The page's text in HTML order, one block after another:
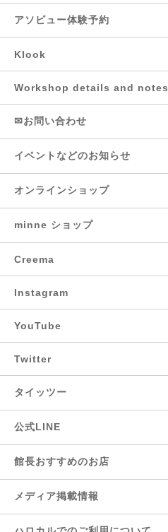
アソビュー体験予約
Klook
Workshop details and notes
✉お問い合わせ
イベントなどのお知らせ
オンラインショップ
minne ショップ
Creema
Instagram
YouTube
Twitter
タイッツー
公式LINE
館長おすすめのお店
メディア掲載情報